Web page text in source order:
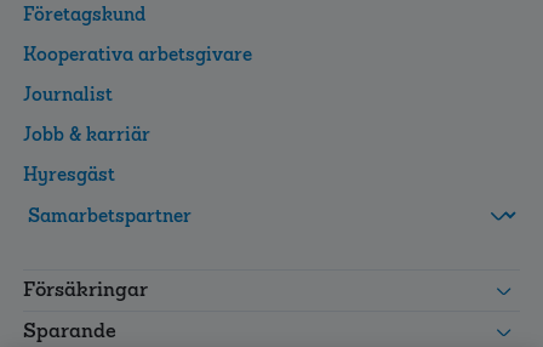
Företagskund
Kooperativa arbetsgivare
Journalist
Jobb & karriär
Hyresgäst
grupp
Leverantörswebb
Försäkringar
Sparande